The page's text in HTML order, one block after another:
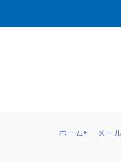
ホーム メー